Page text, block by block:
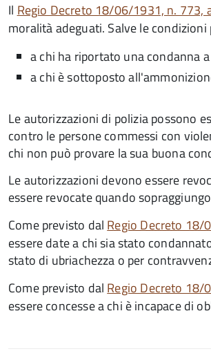
Il Regio Decreto 18/06/1931, n. 773,
moralità adeguati. Salve le
a chi ha riportato una condanna
a chi è sottoposto
Le autorizzazioni di polizia possono
contro le persone commessi con
chi non può provare la sua buona
Le autorizzazioni devono essere
essere revocate quando
Come previsto dal Regio Decreto 18/
essere date a chi sia stato
stato di ubriachezza o per
Come previsto dal Regio Decreto 18/
essere concesse a chi è incapace di